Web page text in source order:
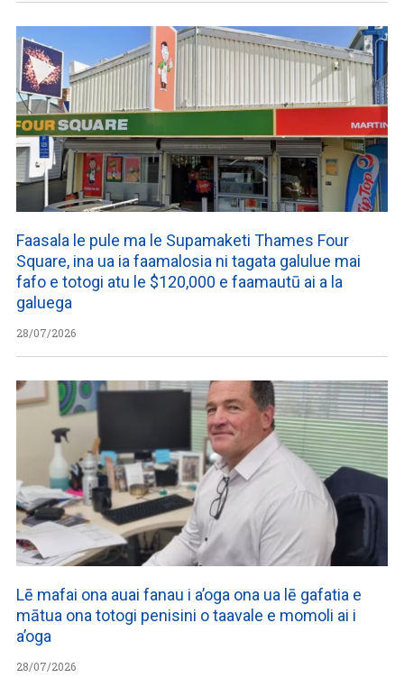
Faasala le pule ma le Supamaketi Thames Four
Square, ina ua ia faamalosia ni tagata galulue mai
fafo e totogi atu le $120,000 e faamautū ai a la
galuega
28/07/2026
Lē mafai ona auai fanau i a’oga ona ua lē gafatia e
mātua ona totogi penisini o taavale e momoli ai i
a’oga
28/07/2026